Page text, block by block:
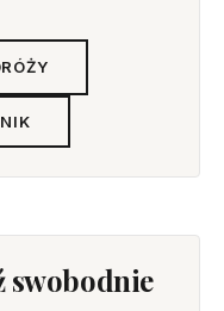
swobodnie